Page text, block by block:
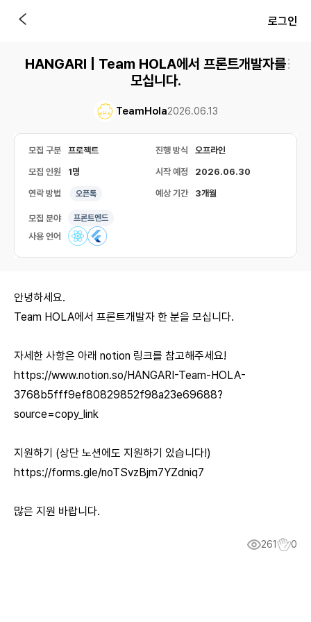
로그인
HANGARI | Team HOLA에서 프론트개발자를
모십니다.
TeamHola2026.06.13
모집 구분 프로젝트 진행 방식 오프라인
모집 인원 1명 시작 예정 2026.06.30
연락 방법 오픈톡 예상 기간 3개월
모집 분야 프론트엔드
사용 언어
안녕하세요.
Team HOLA에서 프론트개발자 한 분을 모십니다.
자세한 사항은 아래 notion 링크를 참고해주세요!
https://www.notion.so/HANGARI-Team-HOLA-
3768b5fff9ef80829852f98a23e69688?
source=copy_link
지원하기 (상단 노션에도 지원하기 있습니다!)
https://forms.gle/noTSvzBjm7YZdniq7
많은 지원 바랍니다.
261 0